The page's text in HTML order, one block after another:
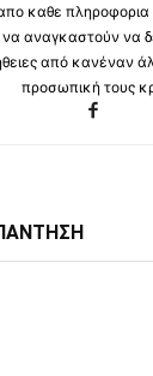
καθε
αναγκαστούν να
από κανέναν
προσωπική τους